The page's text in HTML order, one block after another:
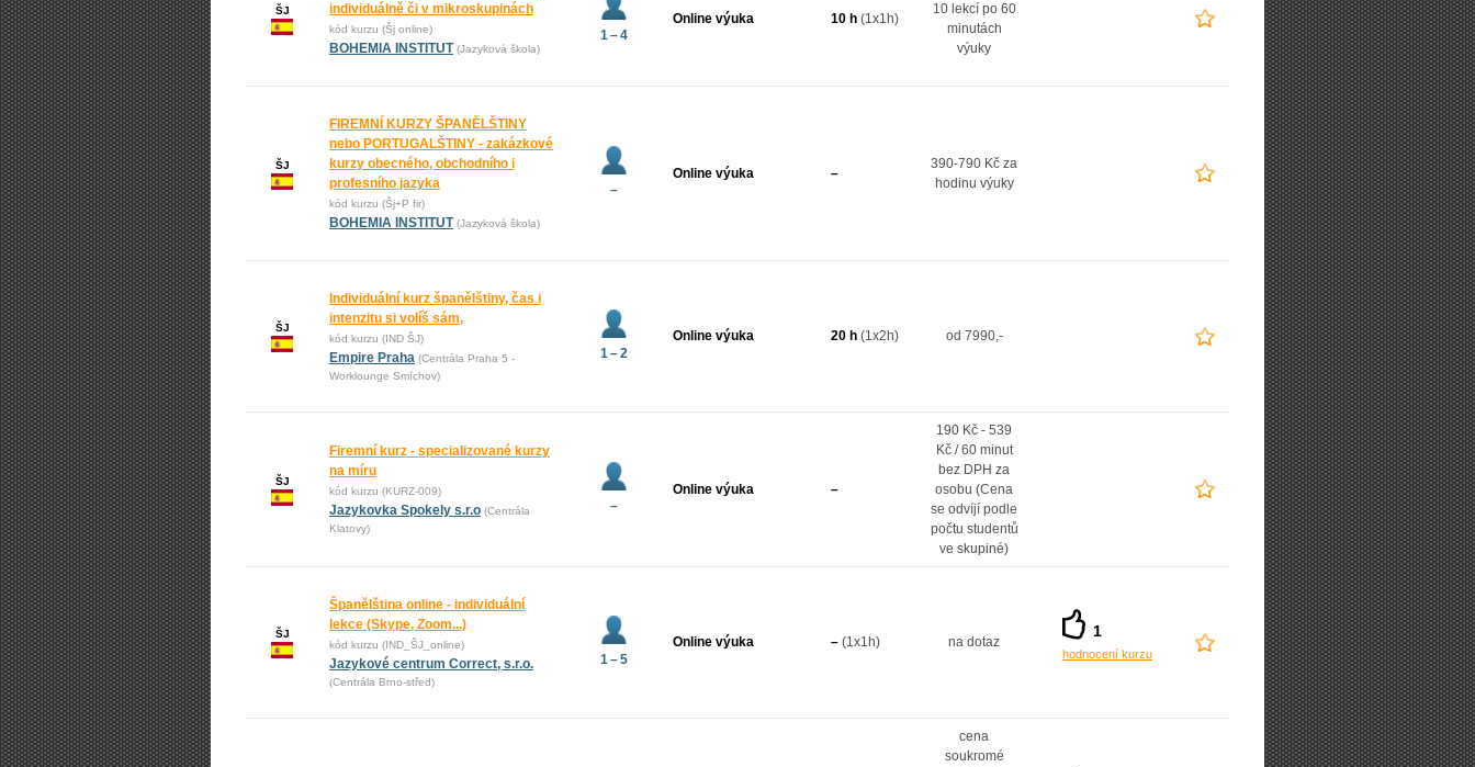
ŠJ
individuálně či v mikroskupinách
kód kurzu (Šj online)
BOHEMIA INSTITUT (Jazyková škola)
1 – 4
Online výuka 10 h (1x1h)
10 lekcí po 60
minutách
výuky
ŠJ
FIREMNÍ KURZY ŠPANĚLŠTINY
nebo PORTUGALŠTINY - zakázkové
kurzy obecného, obchodního i
profesního jazyka
kód kurzu (Šj+P fir)
BOHEMIA INSTITUT (Jazyková škola)
–
Online výuka –
390-790 Kč za
hodinu výuky
ŠJ
Individuální kurz španělštiny, čas i
intenzitu si volíš sám,
kód kurzu (IND ŠJ)
Empire Praha (Centrála Praha 5 -
Worklounge Smíchov)
1 – 2
Online výuka 20 h (1x2h) od 7990,-
ŠJ
Firemní kurz - specializované kurzy
na míru
kód kurzu (KURZ-009)
Jazykovka Spokely s.r.o (Centrála
Klatovy)
–
Online výuka –
190 Kč - 539
Kč / 60 minut
bez DPH za
osobu (Cena
se odvíjí podle
počtu studentů
ve skupiné)
ŠJ
Španělština online - individuální
lekce (Skype, Zoom...)
kód kurzu (IND_ŠJ_online)
Jazykové centrum Correct, s.r.o.
(Centrála Brno-střed)
1 – 5
Online výuka – (1x1h) na dotaz
1
hodnocení kurzu
cena
soukromé